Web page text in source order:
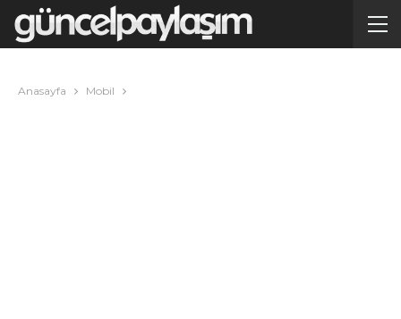
Anasayfa Mobil